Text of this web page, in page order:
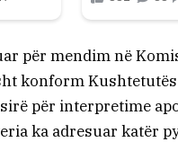
për mendim në
konform
për interpretime
ka adresuar katër